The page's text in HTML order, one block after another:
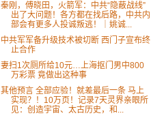
秦刚，傅晓田，火箭军：中共“隐蔽战线”
出了大问题！各方都在找后路，中共内
部会有更多人投诚叛逃！｜姚诚...
中共军军备升级技术被切断 西门子宣布终
止合作
妻扫1次厕所给10元…上海抠门男中800
万彩票 竟做出这种事
其他预言 全部应验！就差最后一条 马上
实现？！10万页！记录7天灵界亲眼所
见：创造宇宙、太古历史，和...